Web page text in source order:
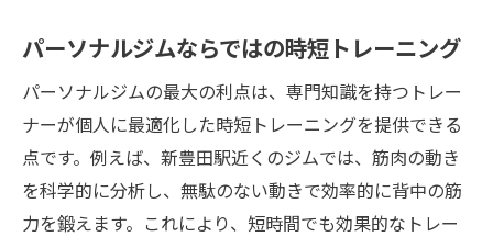
パーソナルジムならではの時短トレーニング
パーソナルジムの最大の利点は、専門知識を持つトレー
ナーが個人に最適化した時短トレーニングを提供できる
点です。例えば、新豊田駅近くのジムでは、筋肉の動き
を科学的に分析し、無駄のない動きで効率的に背中の筋
力を鍛えます。これにより、短時間でも効果的なトレー